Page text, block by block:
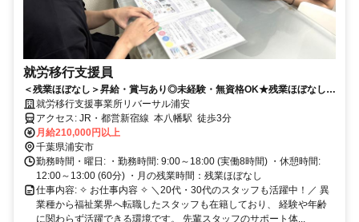
就労移行支援員
＜残業ほぼなし＞昇給・賞与あり◎未経験・無資格OK★残業ほぼなし！
賞与・昇給あり◎コミュニケーション力を活かして働けます♪
就労移行支援事業所リバーサル浦安
アクセス: JR・都営新宿線 本八幡駅 徒歩3分
月給210,000円以上
千葉県浦安市
勤務時間・曜日: ・勤務時間: 9:00～18:00 (実働8時間) ・休憩時間:
12:00～13:00 (60分) ・月の残業時間：残業ほぼなし
仕事内容: ✧ お仕事内容 ✧ ＼20代・30代のスタッフも活躍中！／ 異
業種から福祉業界へ転職したスタッフも在籍しており、 経験や年齢
に関わらず活躍できる環境です。 先輩スタッフのサポート体...